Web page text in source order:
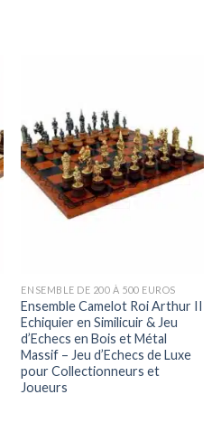
ENSEMBLE DE 200 À 500 EUROS
Ensemble Camelot Roi Arthur II
Echiquier en Similicuir & Jeu
d’Echecs en Bois et Métal
Massif – Jeu d’Echecs de Luxe
pour Collectionneurs et
Joueurs